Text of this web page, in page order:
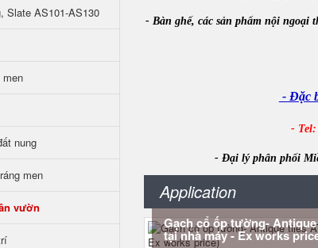
Slate AS101-AS130
men
nung
men
vườn
- Bàn ghế, các sản phẩm nội ngoại
- Đặc
- Tel:
- Đại lý phân phối
Application
Gạch cổ ốp tường- Antique
tại nhà máy - Ex works